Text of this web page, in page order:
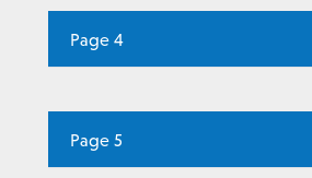
Page 4
Page 5